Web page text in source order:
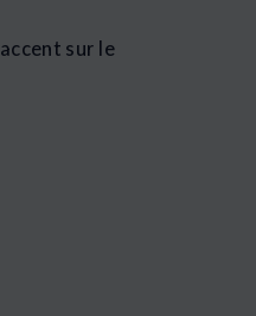
sur le